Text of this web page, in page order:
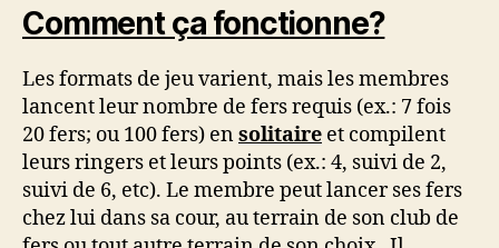
Comment ça fonctionne?
Les formats de jeu varient, mais les membres
lancent leur nombre de fers requis (ex.: 7 fois
20 fers; ou 100 fers) ensolitaire et compilent
leurs ringers et leurs points (ex.: 4, suivi de 2,
suivi de 6, etc). Le membre peut lancer ses fers
chez lui dans sa cour, au terrain de son club de